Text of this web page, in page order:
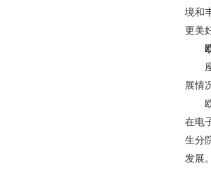
境和
更美
展情
在电
生分
发展